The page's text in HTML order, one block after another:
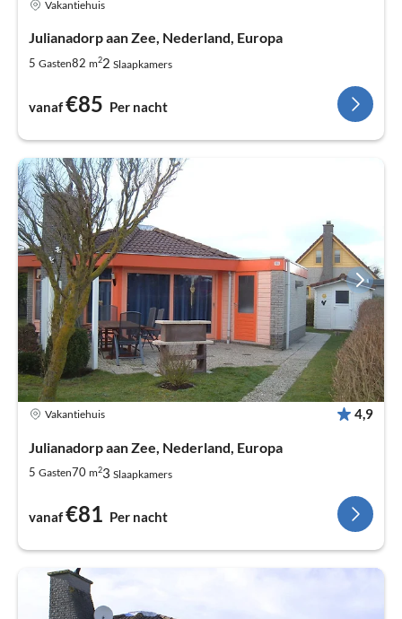
Vakantiehuis
Julianadorp aan Zee, Nederland, Europa
5 Gasten82 m22 Slaapkamers
vanaf€85 Per nacht
Vakantiehuis 4,9
Julianadorp aan Zee, Nederland, Europa
5 Gasten70 m23 Slaapkamers
vanaf€81 Per nacht